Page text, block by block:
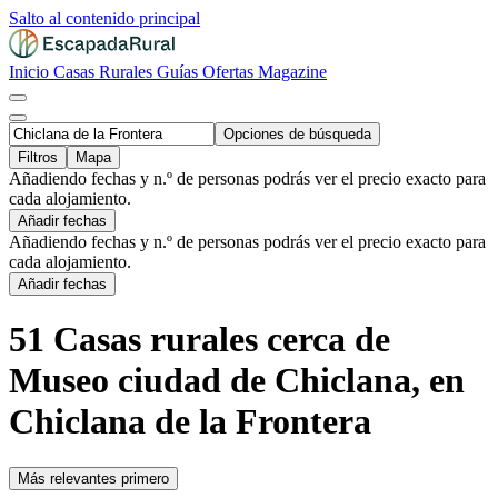
Salto al contenido principal
Inicio Casas Rurales Guías Ofertas Magazine
Opciones de búsqueda
Filtros
Mapa
Añadiendo fechas y n.º de personas podrás ver el precio exacto para
cada alojamiento.
Añadir fechas
Añadiendo fechas y n.º de personas podrás ver el precio exacto para
cada alojamiento.
Añadir fechas
51 Casas rurales cerca de
Museo ciudad de Chiclana, en
Chiclana de la Frontera
Más relevantes primero